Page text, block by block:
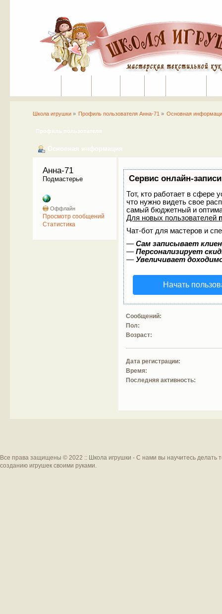
Школа игрушки» Профиль пользователя Анна-71 » Основная
Профиль пользователя
Основная информация
Анна-71
Подмастерье
Оффлайн
Просмотр сообщений
Статистика
Сервис онлайн-
Тот, кто работает в сфере
что нужно видеть свое
самый бюджетный и
Для новых пользователей
Чат-бот для мастеров и
—Сам записывает
—Персонализирует
—Увеличивает
Начать
Сообщений:
Пол:
Возраст:
Дата регистрации:
Время:
Последняя активность:
Все права защищены © 2022 :: Школа игрушки - С нами вы научитесь делать
созданию игрушек своими руками.